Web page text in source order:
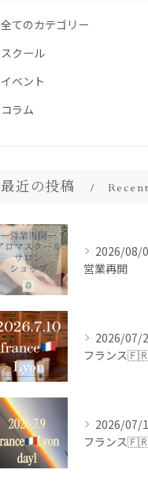
全てのカテゴリー
スクール
イベント
コラム
最近の投稿
2026/08/
営業再開
2026/07/
2026/07/